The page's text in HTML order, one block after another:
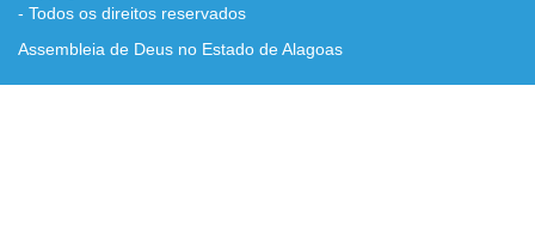
- Todos os direitos reservados
Assembleia de Deus no Estado de Alagoas